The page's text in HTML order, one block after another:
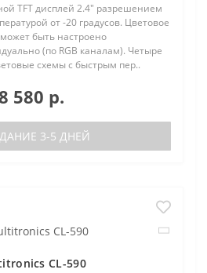
TFT дисплей 2.4" разрешением
от -20 градусов. Цветовое
быть настроено
(по RGB каналам). Четыре
схемы с быстрым пер..
580 р.
3-5 ДНЕЙ
CL-590